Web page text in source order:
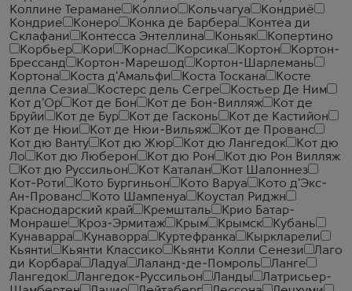
Коллине Терамане
Коллио Кольчагуа
Кондриё
Кондрие
Конеро Конка де Барбера
Контеа ди
Склафани
Контесса Энтеллина Коньяк
Копертино
Корбьер
Кори Корнас Корсика Кортон
Кортон-
Брессанд
Кортон-Марешод
Кортон-Шарлемань
Кортона
Коста д'Амальфи Коста Тоскана
Косте
делла Сезиа
Костерс дель Сегре
Костьер Де Ним
Кот д'Ор
Кот де Бон Кот де Бон-Вилляж
Кот де
Бруйи
Кот де Бур Кот де Гасконь
Кот де Кастийон
Кот де Нюи
Кот де Нюи-Вильяж
Кот де Прованс
Кот дю Ванту
Кот дю Жюр Кот дю Лангедок
Кот дю
Ло
Кот дю Люберон Кот дю Рон
Кот дю Рон Вилляж
Кот дю Руссильон
Кот Каталан
Кот Шалоннез
Кот-Роти
Кото Бургиньон Кото Варуа
Кото д'Экс-
Ан-Прованс
Кото Шампенуа
Коустал Риджн
Краснодарский край
Кремшталь
Крио Батар-
Монраше
Кроз-Эрмитаж Крым Крымск
Кубань
Кунаварра
Кунаворра Куртефранка
Кыркларели
Кьянти
Кьянти Классико Кьянти Колли Сенези
Лаго
ди Корбара
Ладуа Лаланд-де-Помроль
Ланге
Лангедок
Лангедок-Руссильон Ланды
Латрисьер-